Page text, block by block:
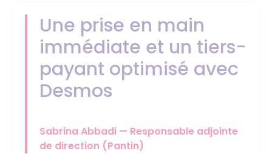
Une prise en main
immédiate et un tiers-
payant optimisé avec
Desmos
Sabrina Abbadi — Responsable adjointe
de direction (Pantin)